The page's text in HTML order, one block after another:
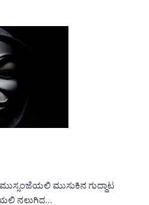
ಮುಸುಕಿನ ಗುದ್ದಾಟ